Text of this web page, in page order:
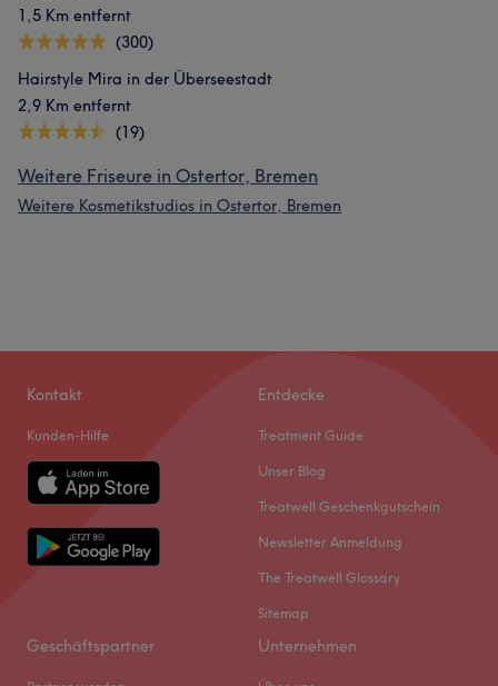
1,5 Km entfernt
(300)
Hairstyle Mira in der Überseestadt
2,9 Km entfernt
(19)
Weitere Friseure in Ostertor, Bremen
Weitere Kosmetikstudios in Ostertor, Bremen
Kontakt
Kunden-Hilfe
Entdecke
Treatment Guide
Unser Blog
Treatwell Geschenkgutschein
Newsletter Anmeldung
The Treatwell Glossary
Sitemap
Geschäftspartner Unternehmen